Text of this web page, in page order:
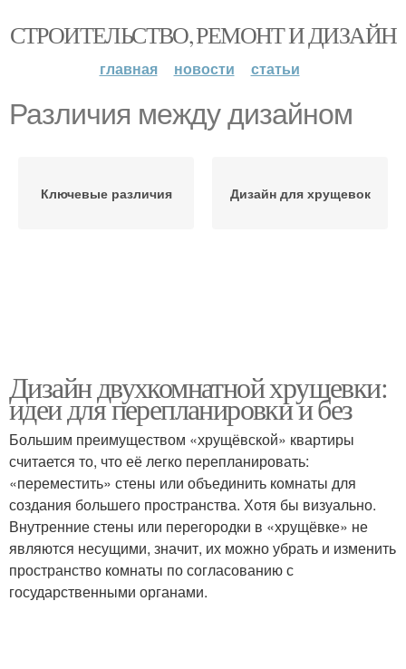
СТРОИТЕЛЬСТВО, РЕМОНТ И ДИЗАЙН
главная новости статьи
Различия между дизайном
Ключевые различия Дизайн для хрущевок
Дизайн двухкомнатной хрущевки:
идеи для перепланировки и без
Большим преимуществом «хрущёвской» квартиры
считается то, что её легко перепланировать:
«переместить» стены или объединить комнаты для
создания большего пространства. Хотя бы визуально.
Внутренние стены или перегородки в «хрущёвке» не
являются несущими, значит, их можно убрать и изменить
пространство комнаты по согласованию с
государственными органами.